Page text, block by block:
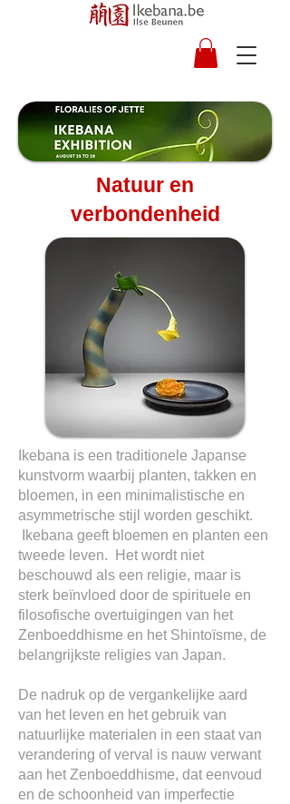
Natuur en
verbondenheid
Ikebana is een traditionele Japanse
kunstvorm waarbij planten, takken en
bloemen, in een minimalistische en
asymmetrische stijl worden geschikt.
Ikebana geeft bloemen en planten een
tweede leven. Het wordt niet
beschouwd als een religie, maar is
sterk beïnvloed door de spirituele en
filosofische overtuigingen van het
Zenboeddhisme en het Shintoïsme, de
belangrijkste religies van Japan.
De nadruk op de vergankelijke aard
van het leven en het gebruik van
natuurlijke materialen in een staat van
verandering of verval is nauw verwant
aan het Zenboeddhisme, dat eenvoud
en de schoonheid van imperfectie